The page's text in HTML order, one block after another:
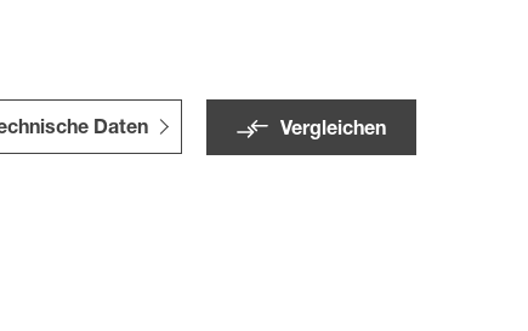
Daten Vergleichen